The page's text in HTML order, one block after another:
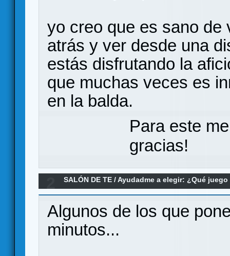
yo creo que es sano de
atrás y ver desde una
estás disfrutando la
que muchas veces es
en la balda.
Para este
gracias!
SALÓN DE TE /Ayudadme a elegir: ¿Qué
menos de 30 minutos para alumnos de la ESO
Algunos de los que
minutos...